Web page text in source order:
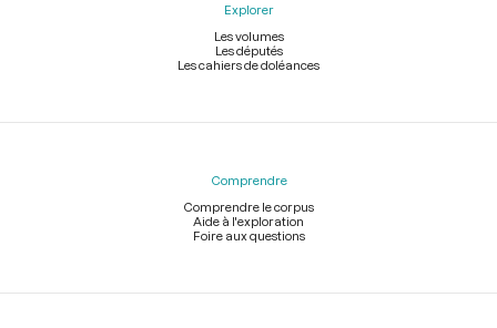
Explorer
Les volumes
Les députés
Les cahiers de doléances
Comprendre
Comprendre le corpus
Aide à l'exploration
Foire aux questions